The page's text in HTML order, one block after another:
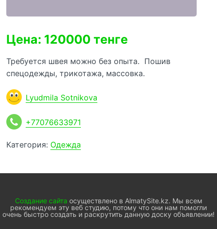
Цена: 120000 тенге
Требуется швея можно без опыта. Пошив
спецодежды, трикотажа, массовка.
Lyudmila Sotnikova
+77076633971
Категория: Одежда
Создание сайта осуществлено в AlmatySite.kz. Мы всем
рекомендуем эту веб студию, потому что они нам помогли
очень быстро создать и раскрутить данную доску объявлении!